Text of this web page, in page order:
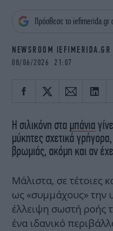
OSCARSΠρόσθεσε το iefimerida.gr
NEWSROOM IEFIMERIDA.GR
08/06/2026 21:07
Η σιλικόνη στα μπάνια
μύκητες σχετικά
βρωμιάς, ακόμη και αν
Μάλιστα, σε τέτοιες
ως «συμμάχους» την
έλλειψη σωστή ροής
ένα ιδανικό